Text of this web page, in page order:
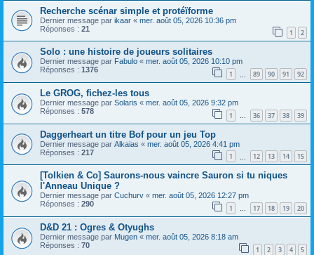
Recherche scénar simple et protéïforme
Dernier message par ikaar « mer. août 05, 2026 10:36 pm
Réponses : 21 1 2
Solo : une histoire de joueurs solitaires
Dernier message par Fabulo « mer. août 05, 2026 10:10 pm
Réponses : 1376 1 89 90 91 92
Le GROG, fichez-les tous
Dernier message par Solaris « mer. août 05, 2026 9:32 pm
Réponses : 578 1 … 36 37 38 39
Daggerheart un titre Bof pour un jeu Top
Dernier message par Alkaias « mer. août 05, 2026 4:41 pm
Réponses : 217 1 12 13 14 15
[Tolkien & Co] Saurons-nous vaincre Sauron si tu niques
l'Anneau Unique ?
Dernier message par Cuchurv « mer. août 05, 2026 12:27 pm
Réponses : 290 1 … 17 18 19 20
D&D 21 : Ogres & Otyughs
Dernier message par Mugen « mer. août 05, 2026 8:18 am
Réponses : 70 1 2 3 4 5